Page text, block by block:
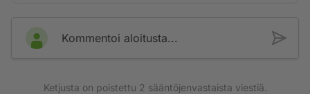
Kommentoi aloitusta...
Ketjusta on poistettu 2 sääntöjenvastaista viestiä.